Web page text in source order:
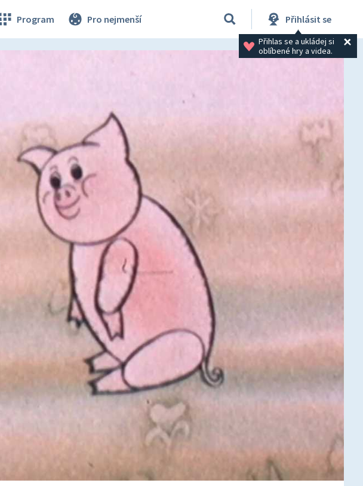
Program Pro nejmenší Přihlásit se
Přihlas se a ukládej si
oblíbené hry a videa.